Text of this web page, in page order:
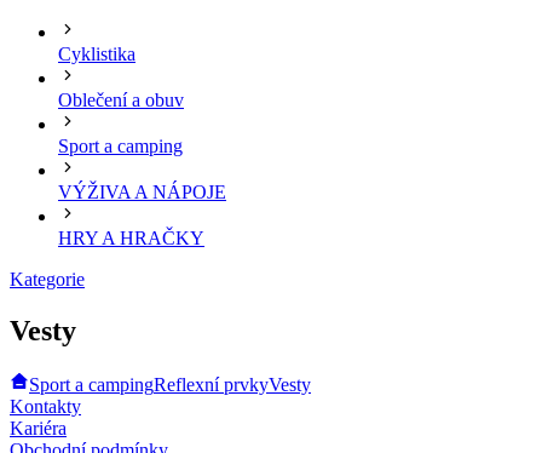
Cyklistika
Oblečení a obuv
Sport a camping
VÝŽIVA A NÁPOJE
HRY A HRAČKY
Kategorie
Vesty
Sport a campingReflexní prvkyVesty
Kontakty
Kariéra